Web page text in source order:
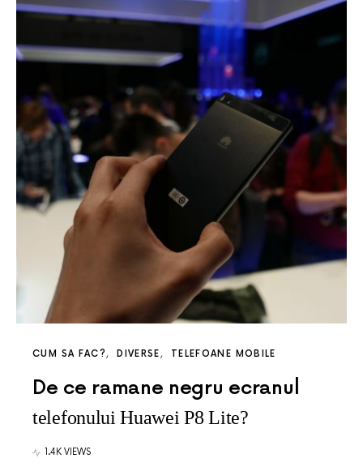
CUM SA FAC? DIVERSE TELEFOANE MOBILE
De ce ramane negru ecranul
telefonului Huawei P8 Lite?
1.4K VIEWS